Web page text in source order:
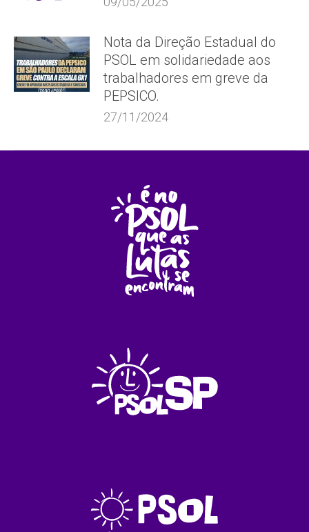
Nota da Direção Estadual do
PSOL em solidariedade aos
trabalhadores em greve da
PEPSICO.
27/11/2024